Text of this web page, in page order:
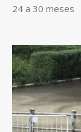
24 a 30 meses